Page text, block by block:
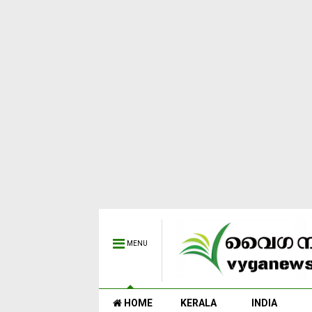
MENU
HOME KERALA INDIA